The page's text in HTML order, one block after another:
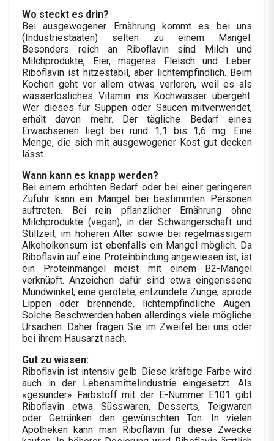
Wo steckt es drin?
Bei ausgewogener Ernährung kommt es bei uns
(Industriestaaten) selten zu einem Mangel.
Besonders reich an Riboflavin sind Milch und
Milchprodukte, Eier, mageres Fleisch und Leber.
Riboflavin ist hitzestabil, aber lichtempfindlich. Beim
Kochen geht vor allem etwas verloren, weil es als
wasserlösliches Vitamin ins Kochwasser übergeht.
Wer dieses für Suppen oder Saucen mitverwendet,
erhält davon mehr. Der tägliche Bedarf eines
Erwachsenen liegt bei rund 1,1 bis 1,6 mg. Eine
Menge, die sich mit ausgewogener Kost gut decken
lässt.
Wann kann es knapp werden?
Bei einem erhöhten Bedarf oder bei einer geringeren
Zufuhr kann ein Mangel bei bestimmten Personen
auftreten. Bei rein pflanzlicher Ernährung ohne
Milchprodukte (vegan), in der Schwangerschaft und
Stillzeit, im höheren Alter sowie bei regelmässigem
Alkoholkonsum ist ebenfalls ein Mangel möglich. Da
Riboflavin auf eine Proteinbindung angewiesen ist, ist
ein Proteinmangel meist mit einem B2-Mangel
verknüpft. Anzeichen dafür sind etwa eingerissene
Mundwinkel, eine gerötete, entzündete Zunge, spröde
Lippen oder brennende, lichtempfindliche Augen.
Solche Beschwerden haben allerdings viele mögliche
Ursachen. Daher fragen Sie im Zweifel bei uns oder
bei ihrem Hausarzt nach.
Gut zu wissen:
Riboflavin ist intensiv gelb. Diese kräftige Farbe wird
auch in der Lebensmittelindustrie eingesetzt. Als
«gesunder» Farbstoff mit der E-Nummer E101 gibt
Riboflavin etwa Süsswaren, Desserts, Teigwaren
oder Getränken den gewünschten Ton. In vielen
Apotheken kann man Riboflavin für diese Zwecke